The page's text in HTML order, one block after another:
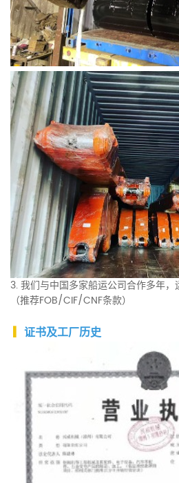
3. 我们与中国多家船运公司合作多年，
（推荐FOB/CIF/CNF条款）
▎ 证书及工厂历史